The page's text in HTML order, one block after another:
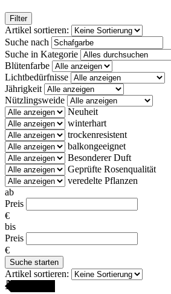
Filter
Artikel sortieren:
Suche nach
Suche in Kategorie
Blütenfarbe
Lichtbedürfnisse
Jährigkeit
Nützlingsweide
Neuheit
winterhart
trockenresistent
balkongeeignet
Besonderer Duft
Geprüfte Rosenqualität
veredelte Pflanzen
ab
Preis
€
bis
Preis
€
Artikel sortieren: